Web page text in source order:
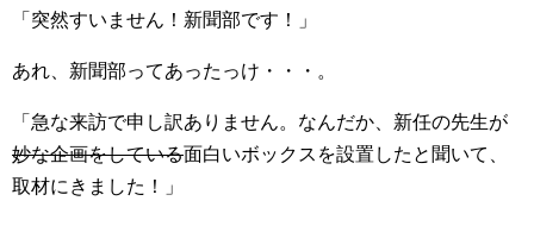
「突然すいません！新聞部です！」
あれ、新聞部ってあったっけ・・・。
「急な来訪で申し訳ありません。なんだか、新任の先生が
妙な企画をしている面白いボックスを設置したと聞いて、
取材にきました！」